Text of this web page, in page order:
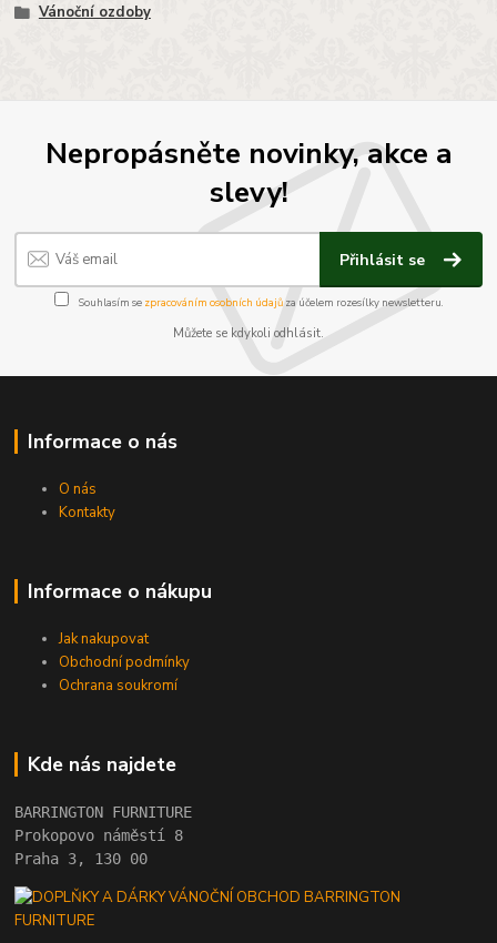
Vánoční ozdoby
Nepropásněte novinky, akce a
slevy!
Přihlásit se
Souhlasím se zpracováním osobních údajůza účelem rozesílky newsletteru.
Můžete se kdykoli odhlásit.
Informace o nás
O nás
Kontakty
Informace o nákupu
Jak nakupovat
Obchodní podmínky
Ochrana soukromí
Kde nás najdete
BARRINGTON FURNITURE
Prokopovo náměstí 8
Praha 3, 130 00